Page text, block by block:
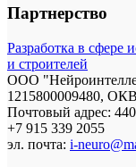
Партнерство
Разработка в сфере
и строителей
ООО
1215800009480,
Почтовый адрес:
+7 915 339 2055
эл. почта: i-